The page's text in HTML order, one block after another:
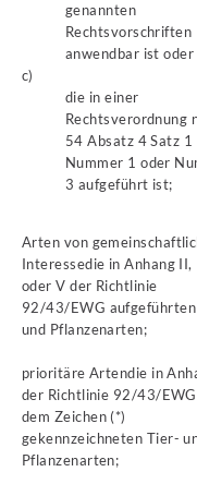
genannten
Rechtsvorschriften
anwendbar ist oder
c)
die in einer
Rechtsverordnung
54 Absatz 4 Satz 1
Nummer 1 oder
3 aufgeführt ist;
Arten von
Interessedie in Anhang II,
oder V der Richtlinie
92/43/EWG
und Pflanzenarten;
prioritäre Artendie in
der Richtlinie 92/43/
dem Zeichen (*)
gekennzeichneten Tier-
Pflanzenarten;